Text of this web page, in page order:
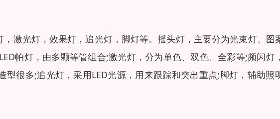
激光灯，效果灯，追光灯，脚灯等。摇头灯，主要分为光束灯、图
帕灯，由多颗等管组合;激光灯，分为单色、双色、全彩等;频闪灯
型很多;追光灯，采用LED光源，用来跟踪和突出重点;脚灯，辅助照